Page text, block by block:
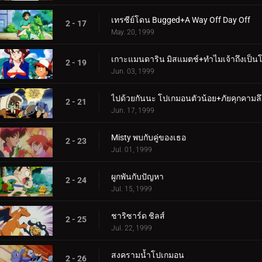
2 - 17 เทรซีย์โดน Bugged+A Way Off Day Off
May. 20, 1999
2 - 19 เกาะแมนดาริน มิสแมตช์+ทำไมเจ้าถึงเป็น
Jun. 03, 1999
2 - 21 ไปด้วยกันนะ โปเกมอนตัวน้อย+ภัยคุกคาม
Jun. 17, 1999
2 - 23 Misty พบกับคู่ของเธอ
Jul. 01, 1999
2 - 24 ผูกพันกับปัญหา
Jul. 15, 1999
2 - 25 ชาริซาร์ด ชิลส์
Jul. 22, 1999
2 - 26 สงครามน้ำโปเกมอน